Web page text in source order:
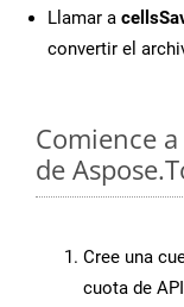
Llamar a
convertir el
Comience a
de
Cree una
cuota de